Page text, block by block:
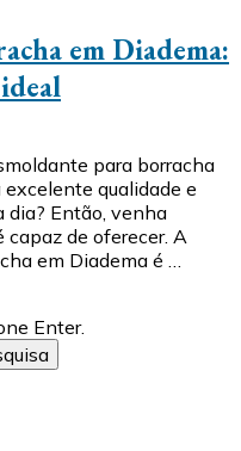
em Diadema:
para borracha
qualidade e
dia? Então, venha
capaz de oferecer. A
em Diadema é …
Enter.